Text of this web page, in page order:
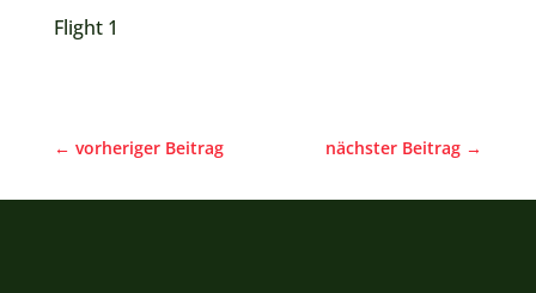
Flight 1
← vorheriger Beitrag nächster Beitrag →